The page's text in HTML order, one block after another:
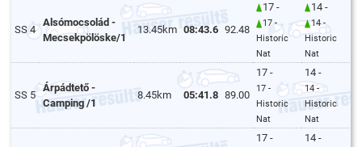
SS 4
Alsómocsolád -
Mecsekpölöske/1
13.45km 08:43.6 92.48
17 -
17 -
Historic
Nat
14 -
14 -
Historic
Nat
SS 5
Árpádtető -
Camping /1
8.45km 05:41.8 89.00
17 -
17 -
Historic
Nat
14 -
14 -
Historic
Nat
17 - 14 -